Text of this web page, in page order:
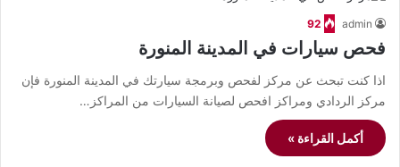
admin
92
فحص سيارات في المدينة المنورة
اذا كنت تبحث عن مركز لفحص وبرمجة سيارتك في المدينة المنورة فإن
مركز الردادي ومراكز افحص لصيانة السيارات من المراكز…
أكمل القراءة »